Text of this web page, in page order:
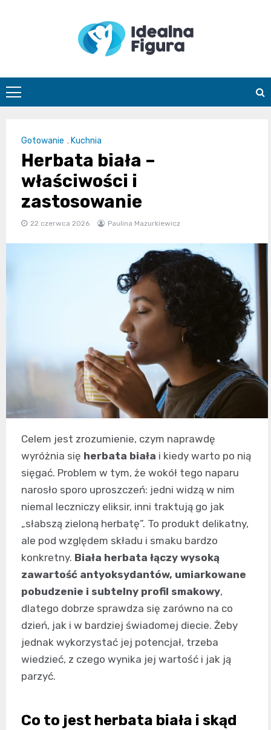
Gotowanie , Kuchnia
Herbata biała –
właściwości i
zastosowanie
22 czerwca 2026 Paulina Mazurkiewicz
Celem jest zrozumienie, czym naprawdę
wyróżnia się herbata biała i kiedy warto po nią
sięgać. Problem w tym, że wokół tego naparu
narosło sporo uproszczeń: jedni widzą w nim
niemal leczniczy eliksir, inni traktują go jak
„słabszą zieloną herbatę”. To produkt delikatny,
ale pod względem składu i smaku bardzo
konkretny. Biała herbata łączy wysoką
zawartość antyoksydantów, umiarkowane
pobudzenie i subtelny profil smakowy,
dlatego dobrze sprawdza się zarówno na co
dzień, jak i w bardziej świadomej diecie. Żeby
jednak wykorzystać jej potencjał, trzeba
wiedzieć, z czego wynika jej wartość i jak ją
parzyć.
Co to jest herbata biała i skąd